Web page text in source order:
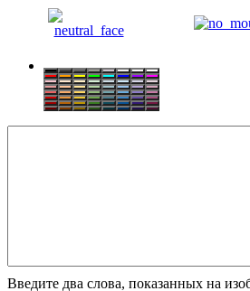
Введите два слова, показанных на